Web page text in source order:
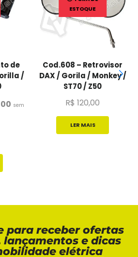
de
/
sem
ESTOQUE
Cod.608 – Retrovisor
DAX / Gorila / Monkey /
ST70 / Z50
R$ 120,00
LER MAIS
para receber ofertas
lançamentos e dicas
elétrica